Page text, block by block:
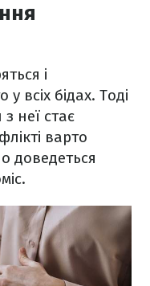
і
всіх бідах. Тоді
неї стає
варто
доведеться